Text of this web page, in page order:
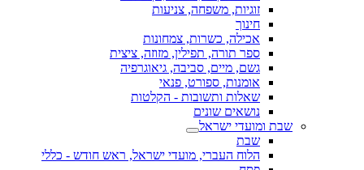
זוגיות, משפחה, צניעות
חינוך
אכילה, כשרות, צמחונות
ספר תורה, תפילין, מזוזה, ציצית
גשם, מיים, סביבה, גיאוגרפיה
אומנות, ספורט, פנאי
שאלות ותשובות - הקלטות
נושאים שונים
שבת ומועדי ישראל
שבת
הלוח העברי, מועדי ישראל, ראש חודש - כללי